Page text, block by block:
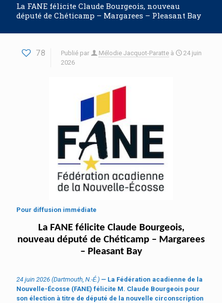
La FANE félicite Claude Bourgeois, nouveau
député de Chéticamp – Margarees – Pleasant Bay
78 Publié par Mélodie Jacquot-Paratte à
24 juin
2026
Pour diffusion immédiate
La FANE félicite Claude Bourgeois,
nouveau député de Chéticamp – Margarees
– Pleasant Bay
24 juin 2026 (Dartmouth, N.-É.) — La Fédération acadienne de la
Nouvelle-Écosse (FANE) félicite M. Claude Bourgeois pour
son élection à titre de député de la nouvelle circonscription